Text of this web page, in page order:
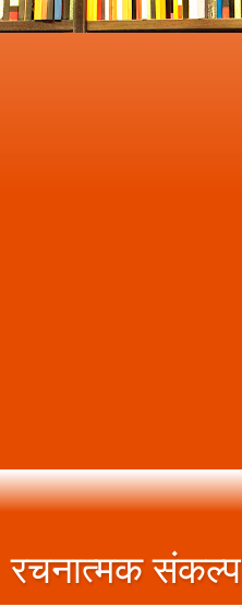
रचनात्मक संकल्प